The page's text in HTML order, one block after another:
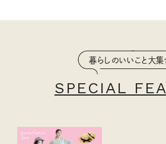
暮らしのいいこと大集
SPECIAL